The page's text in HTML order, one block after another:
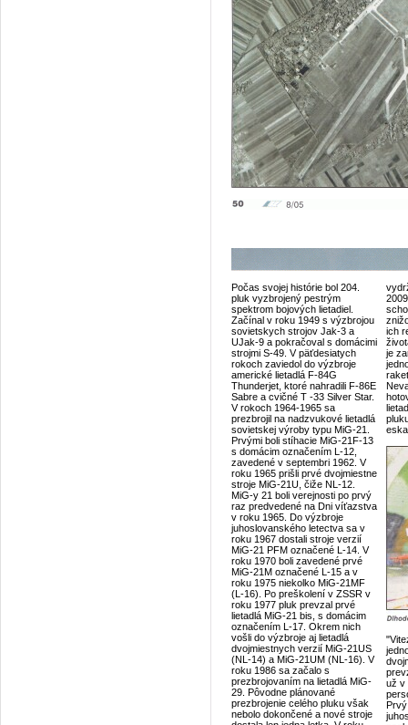
Počas svojej histórie bol 204.
pluk vyzbrojený pestrým
spektrom bojových lietadiel.
Začínal v roku 1949 s výzbrojou
sovietskych strojov Jak-3 a
UJak-9 a pokračoval s domácimi
strojmi S-49. V päťdesiatych
rokoch zaviedol do výzbroje
americké lietadlá F-84G
Thunderjet, ktoré nahradili F-86E
Sabre a cvičné T -33 Silver Star.
V rokoch 1964-1965 sa
prezbrojil na nadzvukové lietadlá
sovietskej výroby typu MiG-21.
Prvými boli stíhacie MiG-21F-13
s domácim označením L-12,
zavedené v septembri 1962. V
roku 1965 prišli prvé dvojmiestne
stroje MiG-21U, čiže NL-12.
MiG-y 21 boli verejnosti po prvý
raz predvedené na Dni víťazstva
v roku 1965. Do výzbroje
juhoslovanského letectva sa v
roku 1967 dostali stroje verzií
MiG-21 PFM označené L-14. V
roku 1970 boli zavedené prvé
MiG-21M označené L-15 a v
roku 1975 niekolko MiG-21MF
(L-16). Po preškolení v ZSSR v
roku 1977 pluk prevzal prvé
lietadlá MiG-21 bis, s domácim
označením L-17. Okrem nich
vošli do výzbroje aj lietadlá
dvojmiestnych verzií MiG-21US
(NL-14) a MiG-21UM (NL-16). V
roku 1986 sa začalo s
prezbrojovaním na lietadlá MiG-
29. Pôvodne plánované
prezbrojenie celého pluku však
nebolo dokončené a nové stroje
ich
je
už v